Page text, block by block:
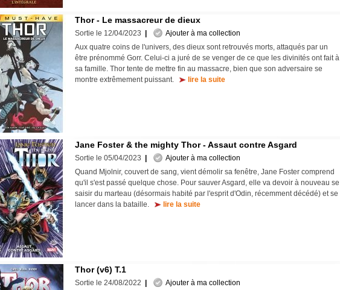
Thor - Le massacreur de dieux
Sortie le 12/04/2023
Ajouter à ma collection
Aux quatre coins de l'univers, des dieux sont retrouvés morts, attaqués par un
être prénommé Gorr. Celui-ci a juré de se venger de ce que les divinités ont fait à
sa famille. Thor tente de mettre fin au massacre, bien que son adversaire se
montre extrêmement puissant.
lire la suite
Jane Foster & the mighty Thor - Assaut contre Asgard
Sortie le 05/04/2023
Ajouter à ma collection
Quand Mjolnir, couvert de sang, vient démolir sa fenêtre, Jane Foster comprend
qu'il s'est passé quelque chose. Pour sauver Asgard, elle va devoir à nouveau se
saisir du marteau (désormais habité par l'esprit d'Odin, récemment décédé) et se
lancer dans la bataille.
lire la suite
Thor (v6) T.1
Sortie le 24/08/2022 Ajouter à ma collection